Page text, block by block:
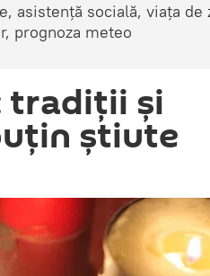
asistență socială, viața de
prognoza meteo
tradiții și
știute